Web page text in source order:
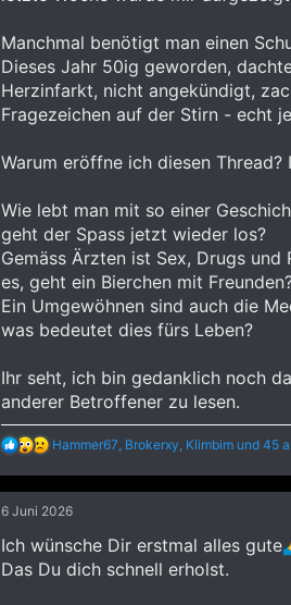
Manchmal benötigt man einen
Dieses Jahr 50ig geworden,
Herzinfarkt, nicht angekündigt,
Fragezeichen auf der Stirn - echt
Warum eröffne ich diesen
Wie lebt man mit so einer
geht der Spass jetzt wieder los?
Gemäss Ärzten ist Sex, Drugs
es, geht ein Bierchen mit
Ein Umgewöhnen sind auch die
was bedeutet dies fürs Leben?
Ihr seht, ich bin gedanklich noch
anderer Betroffener zu lesen.
R
a
k
t
o
n
Hammer67, Brokerxy, Klimbim und 45
6 Juni 2026
Ich wünsche Dir erstmal alles gute
Das Du dich schnell erholst.